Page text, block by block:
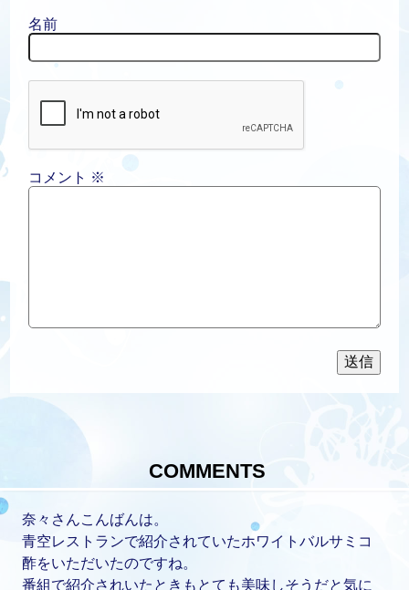
名前
コメント ※
COMMENTS
奈々さんこんばんは。
青空レストランで紹介されていたホワイトバルサミコ
酢をいただいたのですね。
番組で紹介されいたときもとても美味しそうだと気に